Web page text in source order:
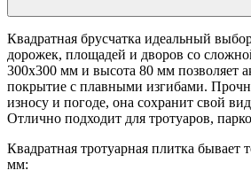
Квадратная брусчатка идеальный
дорожек, площадей и дворов со
300х300 мм и высота 80 мм позволяет
покрытие с плавными изгибами.
износу и погоде, она сохранит свой
Отлично подходит для тротуаров,
Квадратная тротуарная плитка бывает
мм: